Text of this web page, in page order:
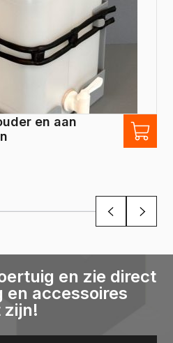
en aan
en zie direct
accessoires
zijn!